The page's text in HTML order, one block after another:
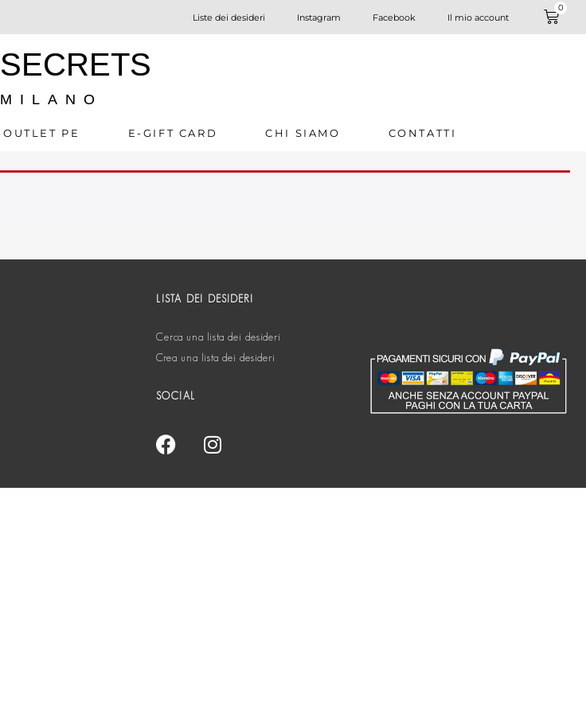
Liste dei desideri Instagram Facebook Il mio account
0
SECRETS
MILANO
OUTLET PE E-GIFT CARD CHI SIAMO CONTATTI
LISTA DEI DESIDERI
Cerca una lista dei desideri
Crea una lista dei desideri
SOCIAL